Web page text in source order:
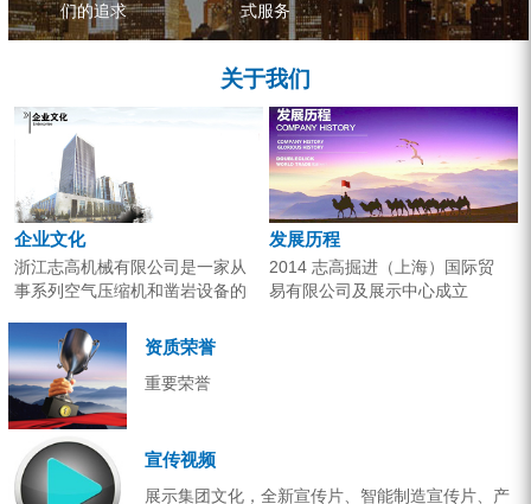
们的追求
式服务
关于我们
企业文化
浙江志高机械有限公司是一家从
事系列空气压缩机和凿岩设备的
的专业机构。产品广泛应用于工
业气源、各类矿山开采和工程项
目建设。企业以技术开发为核
心，...
发展历程
2014 志高掘进（上海）国际贸
易有限公司及展示中心成立
资质荣誉
重要荣誉
宣传视频
展示集团文化，全新宣传片、智能制造宣传片、产